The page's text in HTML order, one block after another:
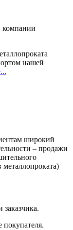
компании
нашей
широкий
– продажи
заказчика.
покупателя.